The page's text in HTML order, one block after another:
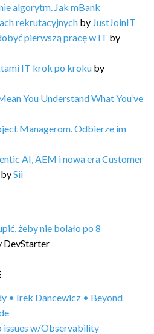
algorytm. Jak mBank
rekrutacyjnych by JustJoinIT
pierwszą pracę w IT by
IT krok po kroku by
You Understand What You’ve
Managerom. Odbierze im
AI, AEM i nowa era Customer
bySii
żeby nie bolało po 8
DevStarter
• Irek Dancewicz • Beyond
issues w/Observability